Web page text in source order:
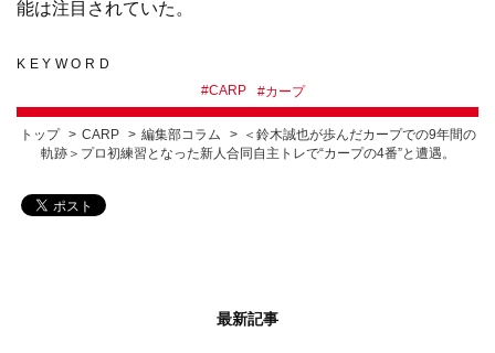
能は注目されていた。
KEYWORD
#CARP #カープ
トップ CARP 編集部コラム
＜鈴木誠也が歩んだカープでの9年間の
軌跡＞プロ初練習となった新人合同自主トレで“カープの4番”と遭遇。
最新記事